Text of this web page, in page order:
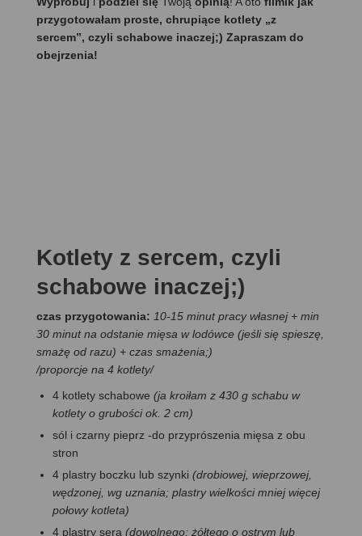
przygotowałam proste, chrupiące kotlety „z
sercem”, czyli schabowe inaczej;) Zapraszam do
obejrzenia!
Kotlety z sercem, czyli
schabowe inaczej;)
czas przygotowania: 10-15 minut pracy własnej + min
30 minut na odstanie mięsa w lodówce (jeśli się spieszę,
smażę od razu) + czas smażenia;)
/proporcje na 4 kotlety/
4 kotlety schabowe (ja kroiłam z 430 g schabu w
kotlety o grubości ok. 2 cm)
sól i czarny pieprz -do przyprószenia mięsa z obu
stron
4 plastry boczku lub szynki (drobiowej, wieprzowej,
wędzonej, wg uznania; plastry wielkości mniej więcej
połowy kotleta)
4 plastry sera (dowolnego: żółtego o ostrym lub